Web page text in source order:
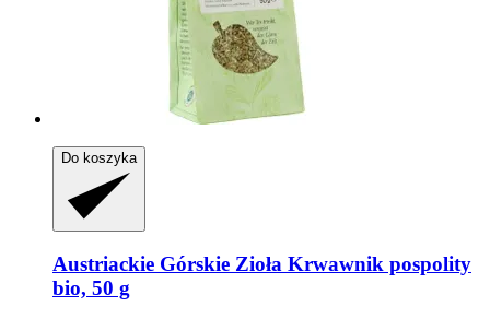
Do koszyka
Austriackie Górskie Zioła Krwawnik pospolity
bio, 50 g